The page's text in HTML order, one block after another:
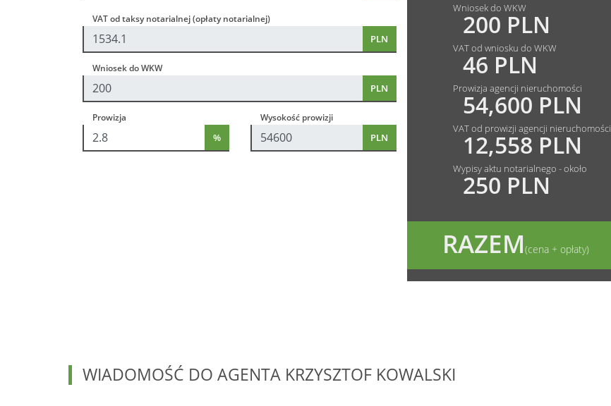
VAT od taksy notarialnej (opłaty notarialnej)
PLN
Wniosek do WKW
PLN
Prowizja
%
Wysokość prowizji
PLN
Wniosek do WKW
200 PLN
VAT od wniosku do WKW
46 PLN
Prowizja agencji nieruchomości
54,600 PLN
VAT od prowizji agencji nieruchomości
12,558 PLN
Wypisy aktu notarialnego - około
250 PLN
RAZEM(cena + opłaty)
WIADOMOŚĆ DO AGENTA KRZYSZTOF KOWALSKI